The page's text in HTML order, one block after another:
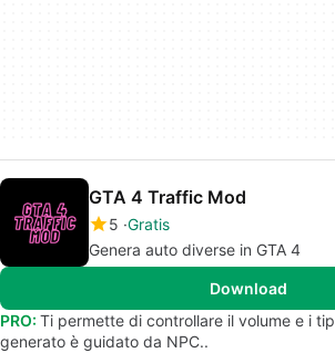
GTA 4 Traffic Mod
5 Gratis
Genera auto diverse in GTA 4
Download
PRO: Ti permette di controllare il volume e i
generato è guidato da NPC..